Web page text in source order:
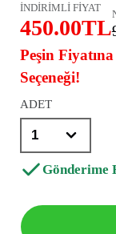
İNDİRİMLİ FİYAT
450.00TL
Peşin
Seçeneği!
ADET
Gönderime